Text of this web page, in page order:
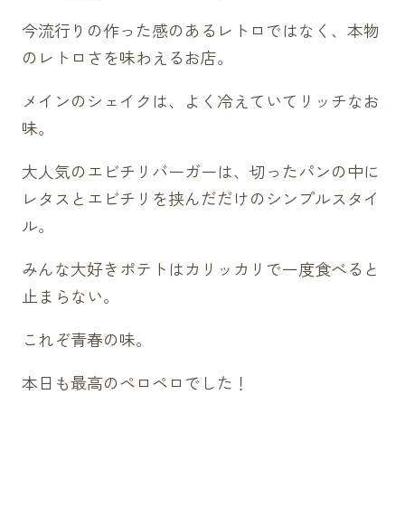
今流行りの作った感のあるレトロではなく、本物
のレトロさを味わえるお店。
メインのシェイクは、よく冷えていてリッチなお
味。
大人気のエビチリバーガーは、切ったパンの中に
レタスとエビチリを挟んだだけのシンプルスタイ
ル。
みんな大好きポテトはカリッカリで一度食べると
止まらない。
これぞ青春の味。
本日も最高のペロペロでした！